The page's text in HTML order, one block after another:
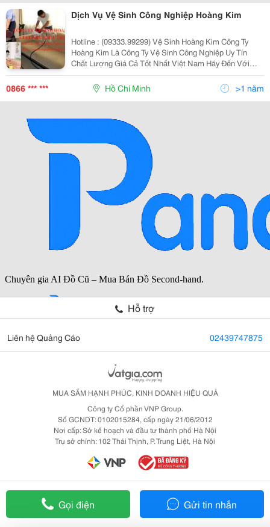
Dịch Vụ Vệ Sinh Công Nghiệp Hoàng Kim
Hotline : (09333.99299) Vệ Sinh Hoàng Kim Công Ty
Hoàng Kim Là Công Ty Vệ Sinh Công Nghiệp Uy Tín
Chất Lượng Giá Cả Tốt Nhất Việt Nam Hãy Đến Với
Công Ty Vệ Sinh Hoàng Kim Để Được Trải Nghiệm Dịch
Vụ Vệ Sinh Công Nghiệp Tại Công Ty Chúng Tôi
0866 *** *** Hồ Chí Minh >1 năm
Gọi điện Gửi tin nhắn
Hỗ trợ
Liên hệ Quảng Cáo 02439747875
MUA SẮM HẠNH PHÚC, KINH DOANH HIỆU QUẢ
Công ty Cổ phần VNP Group.
Số GCNDT: 0102015284, cấp ngày 21/06/2012
Nơi cấp: Sở kế hoạch và đầu tư thành phố Hà Nội
Trụ sở chính: 102 Thái Thịnh, P. Trung Liệt, Hà Nội